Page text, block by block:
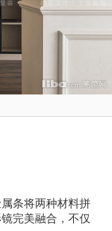
条将两种材料拼
完美融合，不仅